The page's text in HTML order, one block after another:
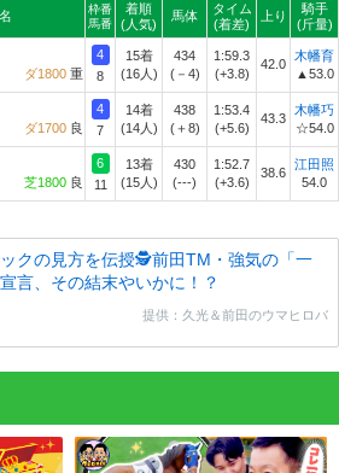
枠番
馬番
着順
(人気)
馬体
タイム
(着差)
上り
騎手
(斤量)
ダ1800 重
4
8
15着
(16人)
434
(－4)
1:59.3
(+3.8)
42.0
木幡育
▲53.0
ダ1700 良
4
7
14着
(14人)
438
(＋8)
1:53.4
(+5.6)
43.3
木幡巧
☆54.0
芝1800 良
6
11
13着
(15人)
430
(---)
1:52.7
(+3.6)
38.6
江田照
54.0
クの見方を伝授🕵前田TM・強気の「一
言、その結末やいかに！？
提供：久光＆前田のウマヒロバ